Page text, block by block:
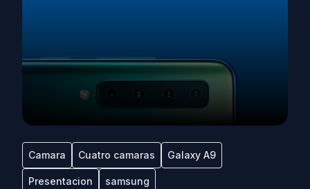
Camara Cuatro camaras Galaxy A9
Presentacion samsung